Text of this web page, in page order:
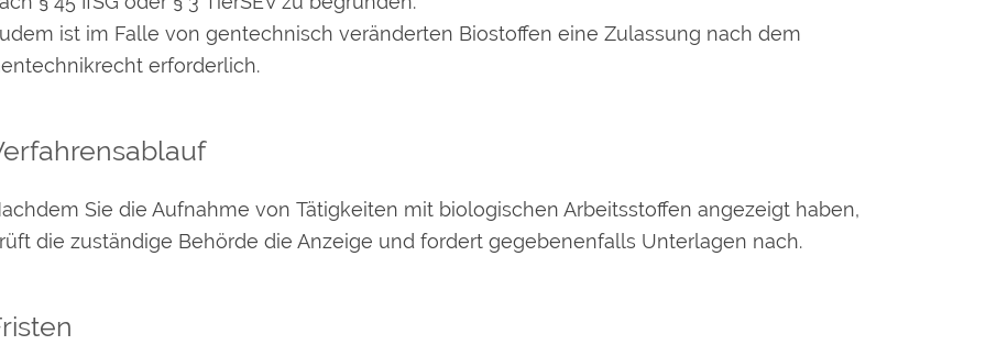
ist im Falle von gentechnisch veränderten Biostoffen eine Zulassung nach dem
erforderlich.
Sie die Aufnahme von Tätigkeiten mit biologischen Arbeitsstoffen angezeigt haben,
die zuständige Behörde die Anzeige und fordert gegebenenfalls Unterlagen nach.